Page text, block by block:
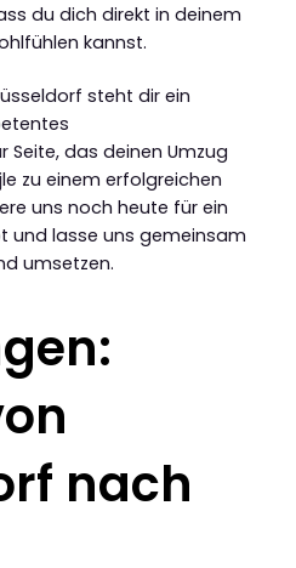
du dich direkt in deinem
kannst.
steht dir ein
Seite, das deinen Umzug
zu einem erfolgreichen
uns noch heute für ein
und lasse uns gemeinsam
umsetzen.
nach